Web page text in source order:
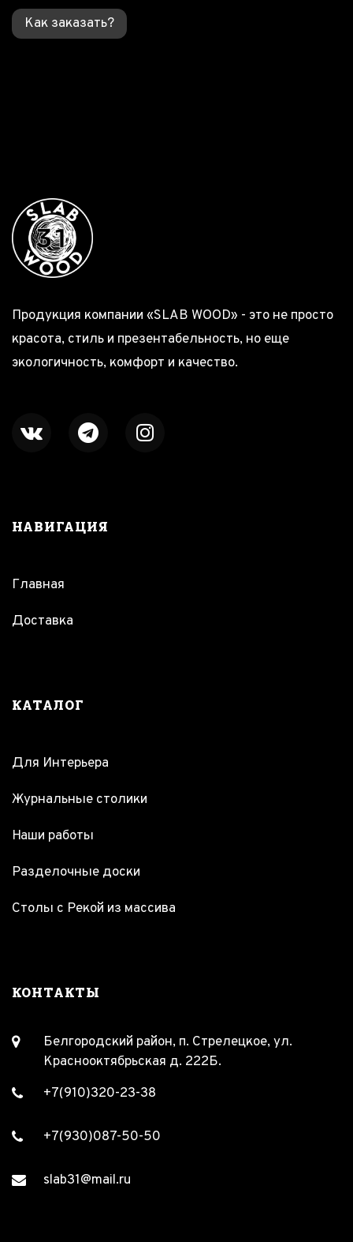
Как заказать?
Продукция компании «SLAB WOOD» - это не просто
красота, стиль и презентабельность, но еще
экологичность, комфорт и качество.
НАВИГАЦИЯ
Главная
Доставка
КАТАЛОГ
Для Интерьера
Журнальные столики
Наши работы
Разделочные доски
Столы с Рекой из массива
КОНТАКТЫ
Белгородский район, п. Стрелецкое, ул.
Краснооктябрьская д. 222Б.
+7(910)320-23-38
+7(930)087-50-50
slab31@mail.ru